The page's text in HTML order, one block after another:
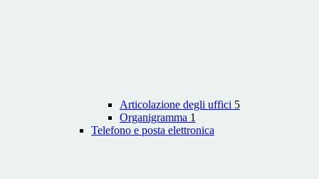
Articolazione degli uffici 5
Organigramma 1
Telefono e posta elettronica